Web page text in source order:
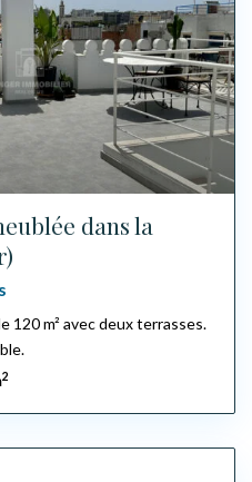
dans la
120 m² avec deux terrasses.
2